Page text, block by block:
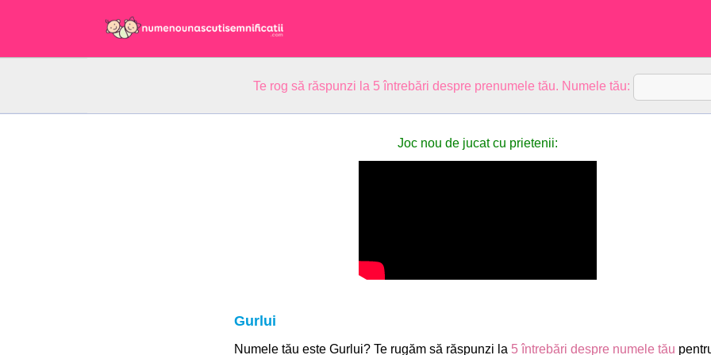
Te rog să răspunzi la 5 întrebări despre prenumele tău. Numele tău:
Joc nou de jucat cu prietenii:
Gurlui
Numele tău este Gurlui? Te rugăm să răspunzi la 5 întrebări despre numele tău